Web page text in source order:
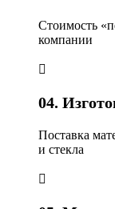
Стоимость
компании
04.
Поставка
и стекла